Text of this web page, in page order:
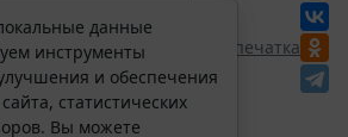
применения
поиском в
ГАРАНТ:
Перепечатка
данные
инструменты
и обеспечения
статистических
Вы можете